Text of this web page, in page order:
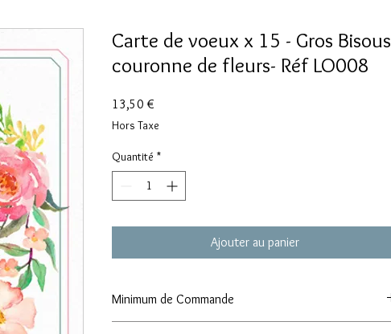
Carte de voeux x 15 - Gros Bisous
couronne de fleurs- Réf LO008
13,50 €
Hors Taxe
Quantité *
Ajouter au panier
Minimum de Commande